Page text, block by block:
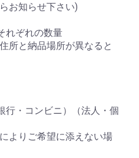
お知らせ下さい)
れぞれの数量
所と納品場所が異なると
行・コンビニ）（法人・個
よりご希望に添えない場